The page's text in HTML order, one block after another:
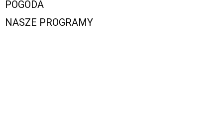
POGODA
NASZE PROGRAMY